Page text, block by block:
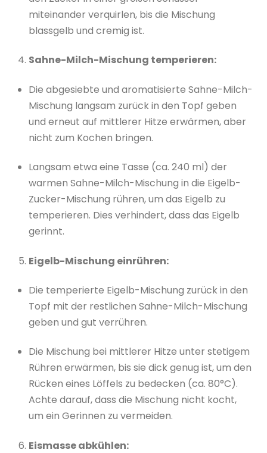
miteinander verquirlen, bis die Mischung
blassgelb und cremig ist.
Sahne-Milch-Mischung temperieren:
Die abgesiebte und aromatisierte Sahne-Milch-
Mischung langsam zurück in den Topf geben
und erneut auf mittlerer Hitze erwärmen, aber
nicht zum Kochen bringen.
Langsam etwa eine Tasse (ca. 240 ml) der
warmen Sahne-Milch-Mischung in die Eigelb-
Zucker-Mischung rühren, um das Eigelb zu
temperieren. Dies verhindert, dass das Eigelb
gerinnt.
Eigelb-Mischung einrühren:
Die temperierte Eigelb-Mischung zurück in den
Topf mit der restlichen Sahne-Milch-Mischung
geben und gut verrühren.
Die Mischung bei mittlerer Hitze unter stetigem
Rühren erwärmen, bis sie dick genug ist, um den
Rücken eines Löffels zu bedecken (ca. 80°C).
Achte darauf, dass die Mischung nicht kocht,
um ein Gerinnen zu vermeiden.
Eismasse abkühlen: